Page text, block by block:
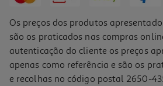
Os preços dos produtos
são os praticados nas compras
autenticação do cliente os preços
apenas como referência e são os
e recolhas no código postal 2650-